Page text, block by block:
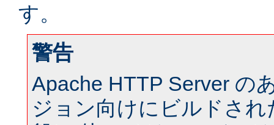
す。
警告
Apache HTTP Server の
ジョン向けにビルドさ